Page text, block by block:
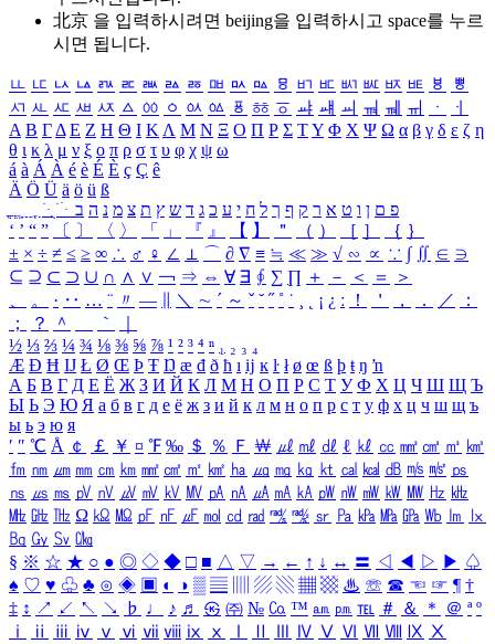
北京 을 입력하시려면 beijing을 입력하시고 space를 누르
시면 됩니다.
ㅥ ㅦ ㅧ ㅨ ㅩ ㅪ ㅫ ㅬ ㅭ ㅮ ㅯ ㅰ ㅱ ㅲ ㅳ ㅴ ㅵ ㅶ ㅷ ㅸ
ㅹ
ㅺ ㅻ ㅼ ㅽ ㅾ ㅿ ㆀ ㆁ ㆂ ㆃ ㆄ ㆅ ㆆ ㆇ ㆈ ㆉ ㆊ ㆋ ㆌ ㆍ
ㆎ
Α Β ΓΔ Ε Ζ Η Θ Ι ΚΛ Μ Ν Ξ Ο Π Ρ Σ ΤΥ Φ Χ Ψ Ω α β γ δ ε ζ η
θ ι κ λ μ ν ξ ο π ρ σ τ υ φ χ ψ ω
á à Á À é è É È ç Ç ê
Ä Ö Ü ä ö ü ß
ִֶֹ ֻּ ׁׂ פ ם ן ו ט א ר ק ף ך ל ח י ע כ ג ד ש ץ ת צ מ נ ה ב
‘ ’ “ ” 〔 〕 〈 〉 「 」 『 』 【 】 ＂ （ ） ［ ］ ｛ ｝
± × ÷ ≠ ≤ ≥ ∞ ∴ ♂ ♀ ∠ ⊥ ⌒ ∂ ∇ ≡ ≒ ≪ ≫ √ ∽ ∝ ∵ ∫ ∬ ∈ ∋
⊆ ⊇ ⊂ ⊃ ∪ ∩ ∧ ∨ ￢ ⇒ ⇔ ∀ ∃ ∮ ∑ ∏ ＋ － ＜ ＝
＞
、
。 · ‥ … ¨ 〃 ― ＼ ∼ ´ ～ ˇ ˘ ˝ ˚ ˙ ¸ ¡ ¿ ː ！ ＇ ， ． ／
：
；
？ ＾ ｀
½ ⅓ ⅔ ¼ ¾ ⅛ ⅜ ⅝ ⅞ ¹ ² ³ ⁴ ⁿ ₁ ₂ ₃ ₄
Æ Ð Ħ Ĳ Ł Ø Œ Þ Ŧ Ŋ æ đ ð ħ ı ĳ ĸ ŀ ł ø œ ß þ ŧ ŋ ŉ
А Б В Г Д Е Ё Ж З И Й К Л М Н О П Р С Т У Ф Х Ц Ч Ш Щ Ъ
Ы Ь Э Ю Я а б в г д е ё ж з и й к л м н о п р с т у ф х ц ч ш щ ъ
ы ь э ю я
′ ″ ℃ Å ￠ ￡ ￥ ¤ ℉ ‰ ＄ ％ Ｆ ￦ ㎕ ㎖ ㎗ ℓ ㎘ ㏄ ㎣ ㎤ ㎥ ㎦
㎙ ㎚ ㎛ ㎜ ㎝ ㎞ ㎟ ㎠ ㎡ ㎢ ㏊ ㎍ ㎎ ㎏ ㏏ ㎈ ㎉ ㏈ ㎧ ㎨ ㎰
㎱ ㎲ ㎳ ㎴ ㎵ ㎶ ㎷ ㎸ ㎹ ㎀ ㎁ ㎂ ㎃ ㎄ ㎺ ㎻ ㎽ ㎾ ㎿ ㎐ ㎑
㎒ ㎓ ㎔ Ω ㏀ ㏁ ㎊ ㎋ ㎌ ㏖ ㏅ ㎭ ㎮ ㎯ ㏛ ㎩ ㎪ ㎫ ㎬ ㏝ ㏐
㏓
㏃ ㏉ ㏜ ㏆
§ ※ ☆ ★ ○ ● ◎ ◇ ◆ □ ■ △ ▽ → ← ↑ ↓ ↔ 〓 ◁ ◀ ▷ ▶ ♤
♠ ♡ ♥ ♧ ♣ ⊙ ◈ ▣ ◐ ◑ ▒ ▤ ▨ ▧ ▦ ▩ ♨ ☏ ☎ ☜ ☞ ¶ †
‡ ↕ ↗ ↙ ↖ ↘ ♭ ♩ ♪ ♬ ㉿ ㈜ № ㏇ ™ ㏂ ㏘ ℡ ＃ ＆ ＊ ＠ ª º
ⅰ
ⅱ ⅲ ⅳ ⅴ ⅵ ⅶ ⅷ ⅸ ⅹ Ⅳ Ⅴ Ⅵ Ⅶ Ⅷ Ⅸ Ⅹ